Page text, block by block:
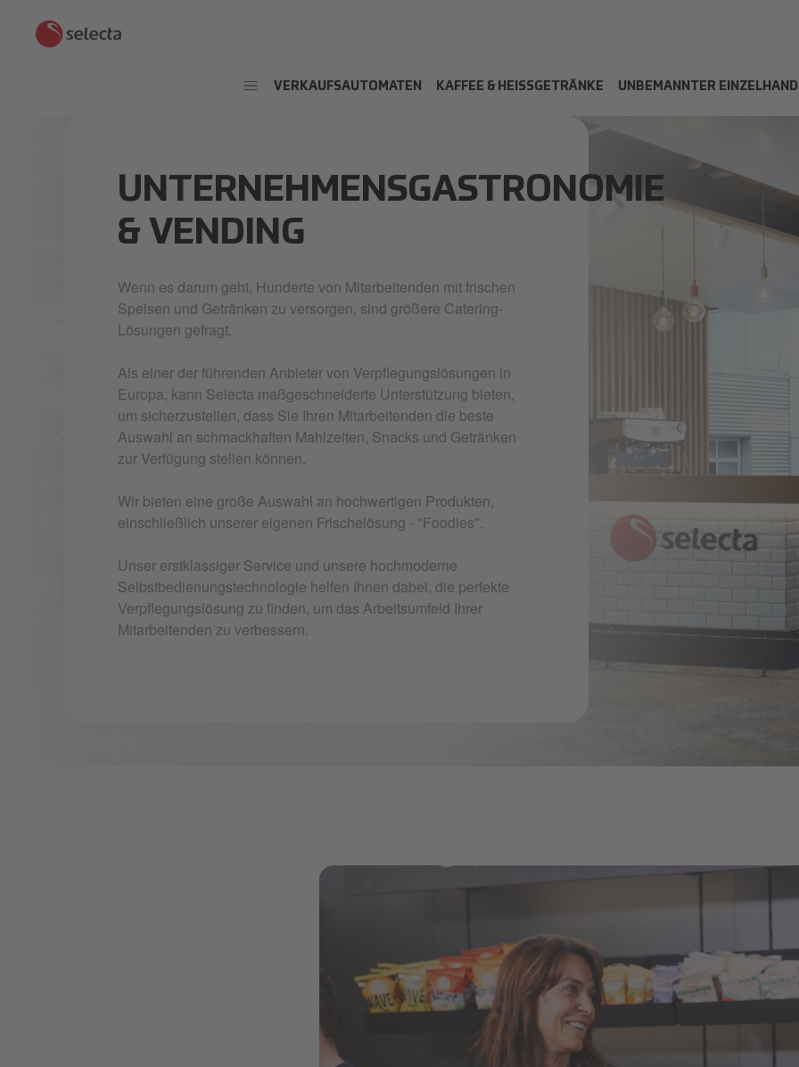
VERKAUFSAUTOMATEN KAFFEE & HEISSGETRÄNKE UNBEMANNTER
UNTERNEHMENSGASTRONOMIE
& VENDING
Wenn es darum geht, Hunderte von Mitarbeitenden mit frischen
Speisen und Getränken zu versorgen, sind größere Catering-
Lösungen gefragt.
Als einer der führenden Anbieter von Verpflegungslösungen in
Europa, kann Selecta maßgeschneiderte Unterstützung bieten,
um sicherzustellen, dass Sie Ihren Mitarbeitenden die beste
Auswahl an schmackhaften Mahlzeiten, Snacks und Getränken
zur Verfügung stellen können.
Wir bieten eine große Auswahl an hochwertigen Produkten,
einschließlich unserer eigenen Frischelösung - "Foodies".
Unser erstklassiger Service und unsere hochmoderne
Selbstbedienungstechnologie helfen Ihnen dabei, die perfekte
Verpflegungslösung zu finden, um das Arbeitsumfeld Ihrer
Mitarbeitenden zu verbessern.